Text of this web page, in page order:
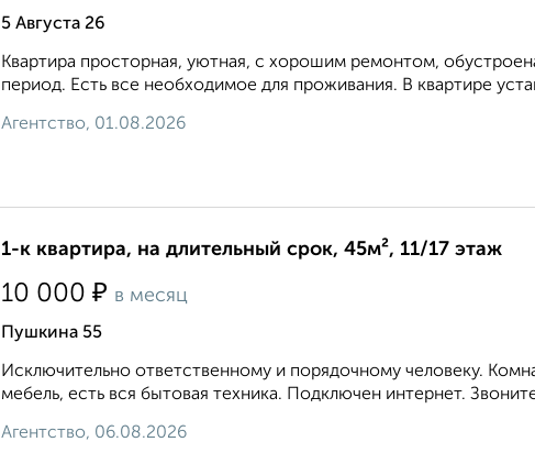
5 Августа 26
Квартира просторная, уютная, с хорошим ремонтом,
период. Есть все необходимое для проживания. В квартире
Агентство, 01.08.2026
1-к квартира, на длительный срок, 45м², 11/17 этаж
10 000 ₽ в месяц
Пушкина 55
Исключительно ответственному и порядочному человеку.
мебель, есть вся бытовая техника. Подключен интернет.
Агентство, 06.08.2026